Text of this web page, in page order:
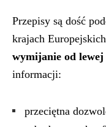
Przepisy są dość
krajach
wymijanie od lewej
informacji:
przeciętna